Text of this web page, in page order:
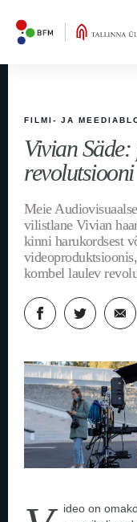
FILMI- JA
Vivian
revolutsiooni
Meie
vilistlane Vivian
kinni harukordsest
kombel laulev
ideo on